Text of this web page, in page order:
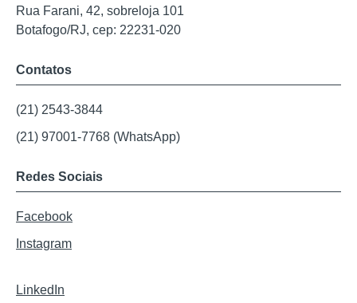
Rua Farani, 42, sobreloja 101
Botafogo/RJ, cep: 22231-020
Contatos
(21) 2543-3844
(21) 97001-7768 (WhatsApp)
Redes Sociais
Facebook
Instagram
LinkedIn